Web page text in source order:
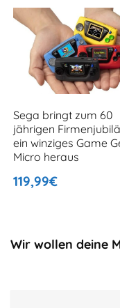
Sega bringt zum 60
jährigen
ein winziges Game
Micro heraus
119,99€
Wir wollen deine